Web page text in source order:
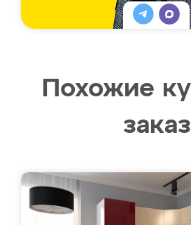
Похожие
заказ